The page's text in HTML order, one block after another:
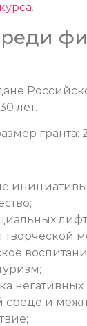
.
лет.
гранта:
среде и